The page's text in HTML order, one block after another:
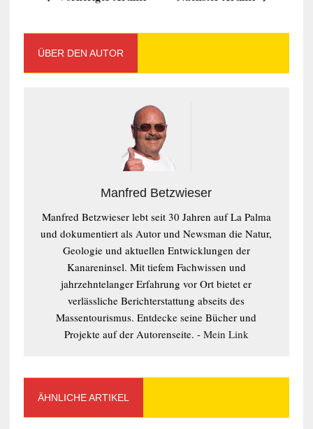
ÜBER DEN AUTOR
Manfred Betzwieser
Manfred Betzwieser lebt seit 30 Jahren auf La Palma
und dokumentiert als Autor und Newsman die Natur,
Geologie und aktuellen Entwicklungen der
Kanareninsel. Mit tiefem Fachwissen und
jahrzehntelanger Erfahrung vor Ort bietet er
verlässliche Berichterstattung abseits des
Massentourismus. Entdecke seine Bücher und
Projekte auf der Autorenseite. - Mein Link
ÄHNLICHE ARTIKEL